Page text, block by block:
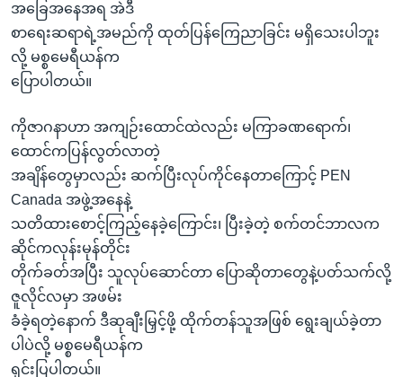
အခြေအနေအရ အဲဒီ
စာရေးဆရာရဲ့အမည်ကို ထုတ်ပြန်ကြေညာခြင်း မရှိသေးပါဘူး
လို့ မစ္စမေရီယန်က
ပြောပါတယ်။
ကိုဇာဂနာဟာ အကျဉ်းထောင်ထဲလည်း မကြာခဏရောက်၊
ထောင်ကပြန်လွတ်လာတဲ့
အချိန်တွေမှာလည်း ဆက်ပြီးလုပ်ကိုင်နေတာကြောင့် PEN
Canada အဖွဲ့အနေနဲ့
သတိထားစောင့်ကြည့်နေခဲ့ကြောင်း၊ ပြီးခဲ့တဲ့ စက်တင်ဘာလက
ဆိုင်ကလုန်းမုန်တိုင်း
တိုက်ခတ်အပြီး သူလုပ်ဆောင်တာ ပြောဆိုတာတွေနဲ့ပတ်သက်လို့
ဇူလိုင်လမှာ အဖမ်း
ခံခဲ့ရတဲ့နောက် ဒီဆုချီးမြှင့်ဖို့ ထိုက်တန်သူအဖြစ် ရွေးချယ်ခဲ့တာ
ပါပဲလို့ မစ္စမေရီယန်က
ရှင်းပြပါတယ်။